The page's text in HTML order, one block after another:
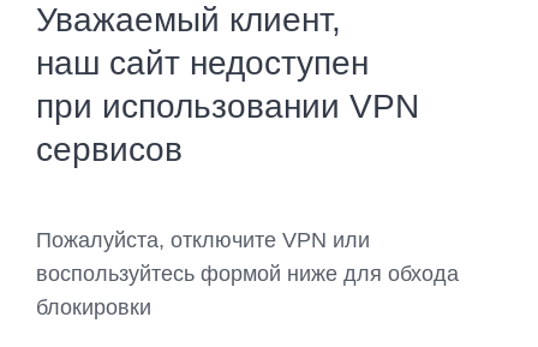
Уважаемый клиент,
наш сайт недоступен
при использовании VPN
сервисов
Пожалуйста, отключите VPN или
воспользуйтесь формой ниже для обхода
блокировки